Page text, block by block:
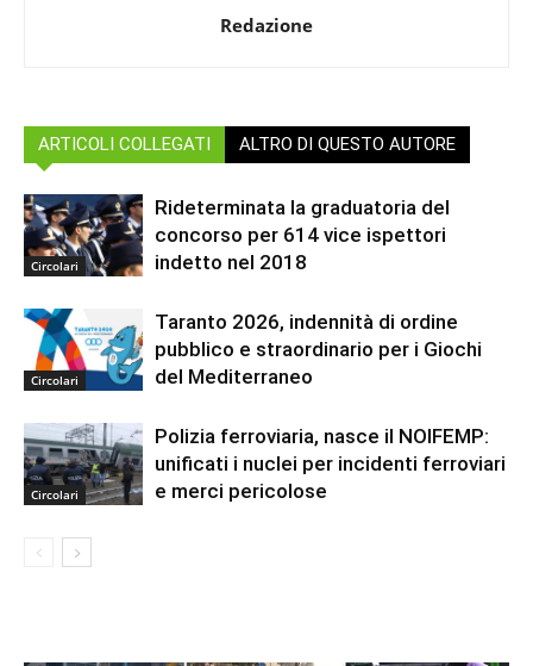
Redazione
ARTICOLI COLLEGATI ALTRO DI QUESTO AUTORE
Circolari
Rideterminata la graduatoria del
concorso per 614 vice ispettori
indetto nel 2018
Circolari
Taranto 2026, indennità di ordine
pubblico e straordinario per i Giochi
del Mediterraneo
Circolari
Polizia ferroviaria, nasce il NOIFEMP:
unificati i nuclei per incidenti ferroviari
e merci pericolose